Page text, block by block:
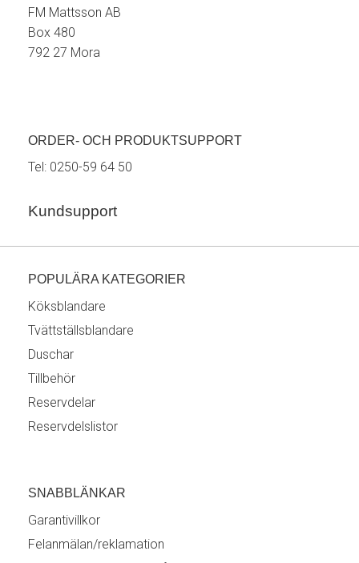
FM Mattsson AB
Box 480
792 27 Mora
ORDER- OCH PRODUKTSUPPORT
Tel: 0250-59 64 50
Kundsupport
POPULÄRA KATEGORIER
Köksblandare
Tvättställsblandare
Duschar
Tillbehör
Reservdelar
Reservdelslistor
SNABBLÄNKAR
Garantivillkor
Felanmälan/reklamation